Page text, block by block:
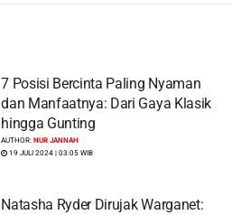
7 Posisi Bercinta Paling Nyaman
dan Manfaatnya: Dari Gaya Klasik
hingga Gunting
AUTHOR:NUR JANNAH
19 JULI 2024 | 03:05 WIB
Natasha Ryder Dirujak Warganet: